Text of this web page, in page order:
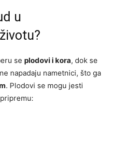
u
se plodovi i kora, dok se
napadaju nametnici, što ga
. Plodovi se mogu jesti